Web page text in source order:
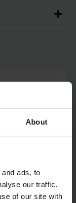
About
ads, to
our traffic.
of our site with